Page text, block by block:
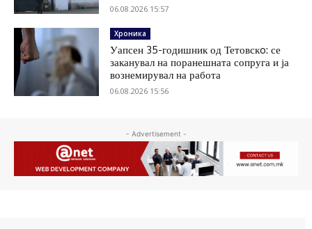
06.08.2026 15:57
Хроника
Уапсен 35-годишник од Тетовскo: се
заканувал на поранешната сопруга и ја
вознемирувал на работа
06.08.2026 15:56
- Advertisement -